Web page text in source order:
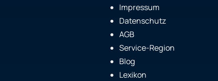
Impressum
Datenschutz
AGB
Service-Region
Blog
Lexikon